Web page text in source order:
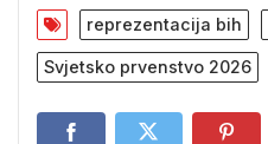
reprezentacija bih
Svjetsko prvenstvo 2026